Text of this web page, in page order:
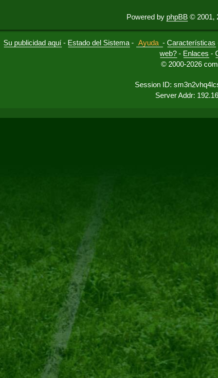
Powered by phpBB © 2001,
Su publicidad aquí - Estado del Sistema - Ayuda -Características
web? - Enlaces -
© 2000-2026
Session ID:
Server Addr: